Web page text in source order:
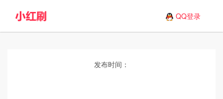
QQ登录
发布时间：